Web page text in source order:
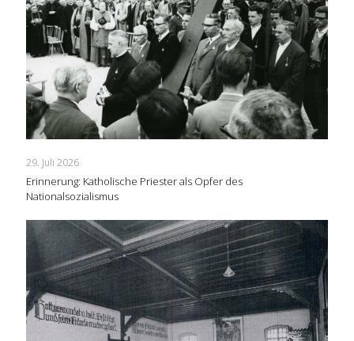
29. Juli 2026
Erinnerung: Katholische Priester als Opfer des
Nationalsozialismus